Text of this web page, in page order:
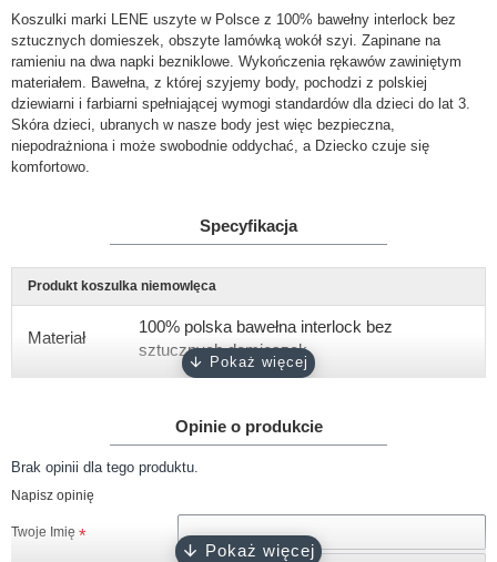
Koszulki marki LENE uszyte w Polsce z 100% bawełny interlock bez
sztucznych domieszek, obszyte lamówką wokół szyi. Zapinane na
ramieniu na dwa napki bezniklowe. Wykończenia rękawów zawiniętym
materiałem. Bawełna, z której szyjemy body, pochodzi z polskiej
dziewiarni i farbiarni spełniającej wymogi standardów dla dzieci do lat 3.
Skóra dzieci, ubranych w nasze body jest więc bezpieczna,
niepodrażniona i może swobodnie oddychać, a Dziecko czuje się
komfortowo.
Specyfikacja
Produkt koszulka niemowlęca
Materiał
100% polska bawełna interlock bez
sztucznych domieszek
krótki, długi
Rozmiary 68, 74, 80, 86, 92
Kolor
biały, różowy, ciemny róż, błękitny,
turkusowy, szary, granatowy, czarny
Opinie o produkcie
Brak opinii dla tego produktu.
Napisz opinię
Twoje Imię